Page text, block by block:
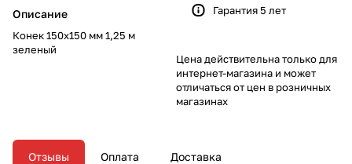
Описание
Конек 150х150 мм 1,25 м
зеленый
Гарантия 5 лет
Цена действительна только для
интернет-магазина и может
отличаться от цен в розничных
магазинах
Отзывы Оплата Доставка